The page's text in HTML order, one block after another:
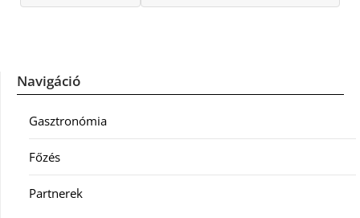
Navigáció
Gasztronómia
Főzés
Partnerek